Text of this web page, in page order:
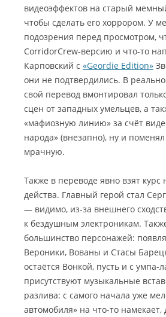
видеоэффектов на старый
чтобы сделать его хоррором. У
подозрения перед просмотром,
CorridorCrew-версию и что-то
Карповский с «Geordie Edition»
они не подтвердились. В
свой перевод вмонтировал
сцен от западных умельцев, а
«мафиозную линию» за счёт
народа» (внезапно), ну и
мрачную.
Также в переводе явно взят курс
действа. Главный герой стал
— видимо, из-за внешнего
к бездушным электроникам.
большинство персонажей:
Вероники, Вованы и Стасы
остаётся Вонкой, пусть и с умпа-
присутствуют музыкальные
разлива: с самого начала уже
автомобиля» на что-то намекает,